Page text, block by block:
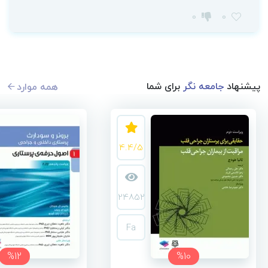
0
0
پیشنهادجامعه نگربرای شما همه موارد
%10
4.4/5
24852
Fa
%12